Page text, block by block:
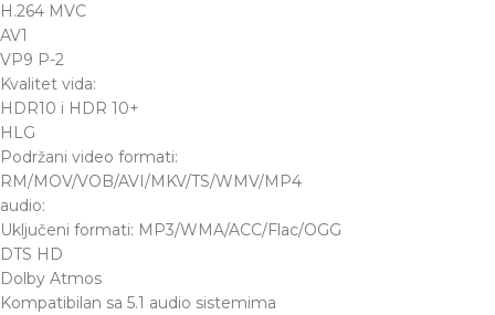
H.264 MVC
AV1
VP9 P-2
Kvalitet vida:
HDR10 i HDR 10+
HLG
Podržani video formati:
RM/MOV/VOB/AVI/MKV/TS/WMV/MP4
audio:
Uključeni formati: MP3/WMA/ACC/Flac/OGG
DTS HD
Dolby Atmos
Kompatibilan sa 5.1 audio sistemima